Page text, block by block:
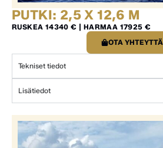
PUTKI: 2,5 X 12,6 M
RUSKEA 14340 € | HARMAA 17925 €
OTA YHTEYTTÄ
Tekniset tiedot
Lisätiedot